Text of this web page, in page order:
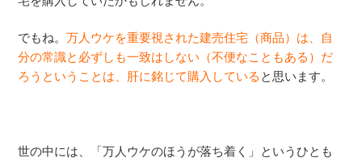
でもね。万人ウケを重要視された建売住宅（商品）は、自
分の常識と必ずしも一致はしない（不便なこともある）だ
ろうということは、肝に銘じて購入している と思います。
世の中には、「万人ウケのほうが落ち着く」というひとも